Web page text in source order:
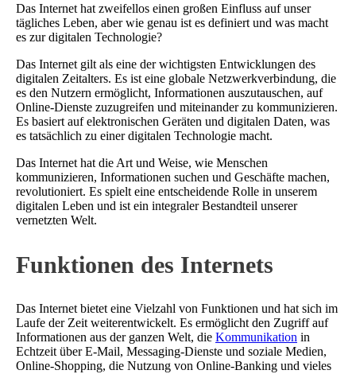
Das Internet hat zweifellos einen großen Einfluss auf unser
tägliches Leben, aber wie genau ist es definiert und was macht
es zur digitalen Technologie?
Das Internet gilt als eine der wichtigsten Entwicklungen des
digitalen Zeitalters. Es ist eine globale Netzwerkverbindung, die
es den Nutzern ermöglicht, Informationen auszutauschen, auf
Online-Dienste zuzugreifen und miteinander zu kommunizieren.
Es basiert auf elektronischen Geräten und digitalen Daten, was
es tatsächlich zu einer digitalen Technologie macht.
Das Internet hat die Art und Weise, wie Menschen
kommunizieren, Informationen suchen und Geschäfte machen,
revolutioniert. Es spielt eine entscheidende Rolle in unserem
digitalen Leben und ist ein integraler Bestandteil unserer
vernetzten Welt.
Funktionen des Internets
Das Internet bietet eine Vielzahl von Funktionen und hat sich im
Laufe der Zeit weiterentwickelt. Es ermöglicht den Zugriff auf
Informationen aus der ganzen Welt, die Kommunikation in
Echtzeit über E-Mail, Messaging-Dienste und soziale Medien,
Online-Shopping, die Nutzung von Online-Banking und vieles